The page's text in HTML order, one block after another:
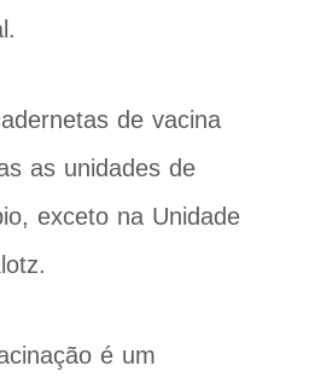
de vacina
as unidades de
exceto na Unidade
é um